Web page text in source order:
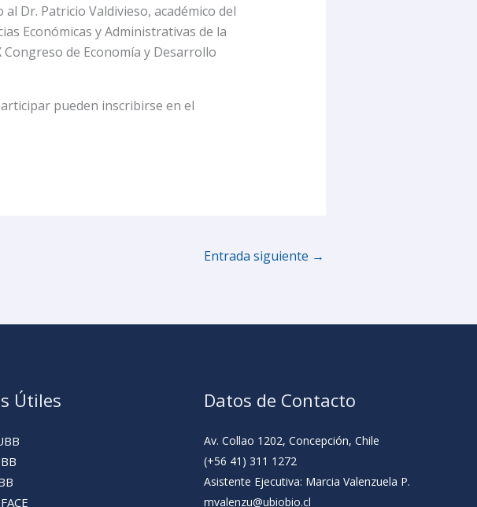
Dr. Patricio Valdivieso, académico del
Económicas y Administrativas de la
de Economía y Desarrollo
pueden inscribirse en el
Entrada siguiente →
Útiles Datos de Contacto
Av. Collao 1202, Concepción, Chile
(+56 41) 311 1272
Asistente Ejecutiva: Marcia Valenzuela P.
mvalenzu@ubiobio.cl